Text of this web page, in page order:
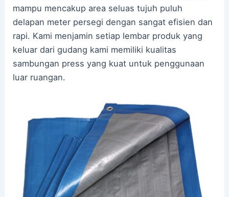
mampu mencakup area seluas tujuh puluh
delapan meter persegi dengan sangat efisien dan
rapi. Kami menjamin setiap lembar produk yang
keluar dari gudang kami memiliki kualitas
sambungan press yang kuat untuk penggunaan
luar ruangan.